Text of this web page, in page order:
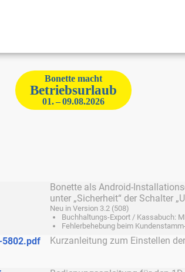
Bonette macht
Betriebsurlaub
01. – 09.08.2026
Bonette als Android-
unter „Sicherheit“ der Schalter
Neu in Version 3.2 (508)
Buchhaltungs-Export / Kassabuch:
Fehlerbehebung beim
5802.pdf Kurzanleitung zum Einstellen